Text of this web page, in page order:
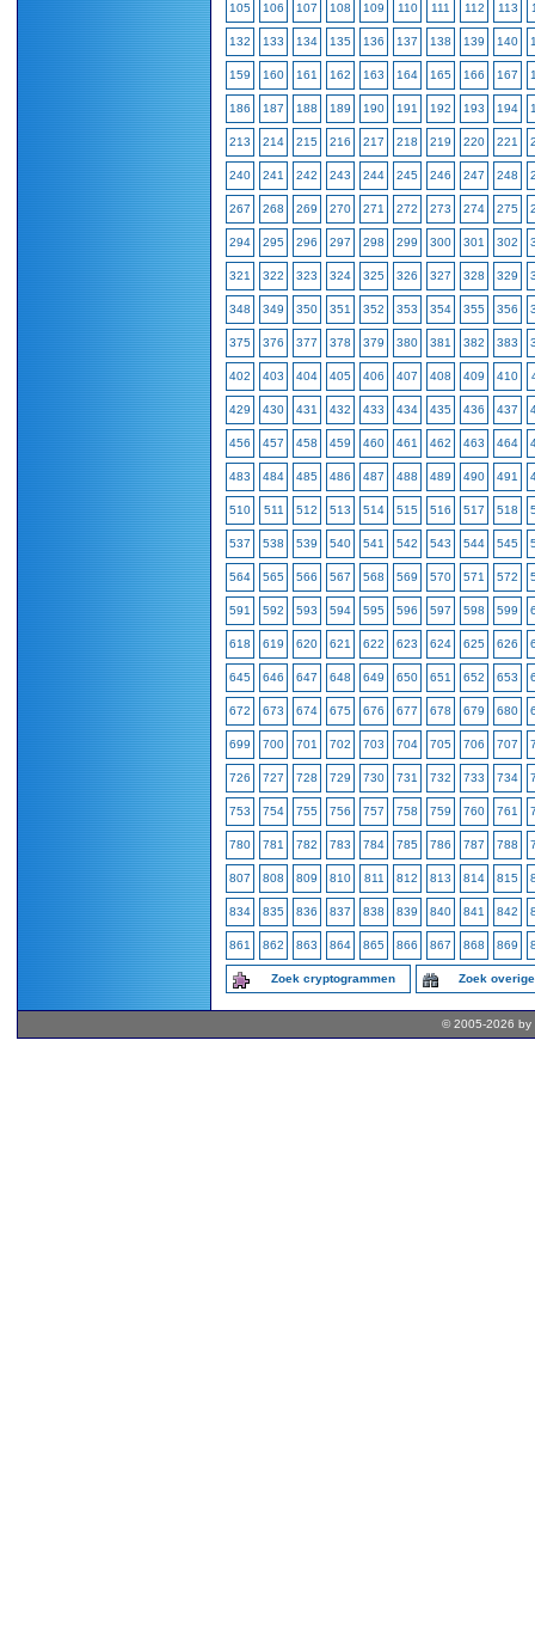
105 106 107 108 109 110 111 112 113
132 133 134 135 136 137 138 139 140
159 160 161 162 163 164 165 166 167
186 187 188 189 190 191 192 193 194
213 214 215 216 217 218 219 220 221
240 241 242 243 244 245 246 247 248
267 268 269 270 271 272 273 274 275
294 295 296 297 298 299 300 301 302
321 322 323 324 325 326 327 328 329
348 349 350 351 352 353 354 355 356
375 376 377 378 379 380 381 382 383
402 403 404 405 406 407 408 409 410
429 430 431 432 433 434 435 436 437
456 457 458 459 460 461 462 463 464
483 484 485 486 487 488 489 490 491
510 511 512 513 514 515 516 517 518
537 538 539 540 541 542 543 544 545
564 565 566 567 568 569 570 571 572
591 592 593 594 595 596 597 598 599
618 619 620 621 622 623 624 625 626
645 646 647 648 649 650 651 652 653
672 673 674 675 676 677 678 679 680
699 700 701 702 703 704 705 706 707
726 727 728 729 730 731 732 733 734
753 754 755 756 757 758 759 760 761
780 781 782 783 784 785 786 787 788
807 808 809 810 811 812 813 814 815
834 835 836 837 838 839 840 841 842
861 862 863 864 865 866 867 868 869
Zoek cryptogrammen Zoek
© 2005-2026 by